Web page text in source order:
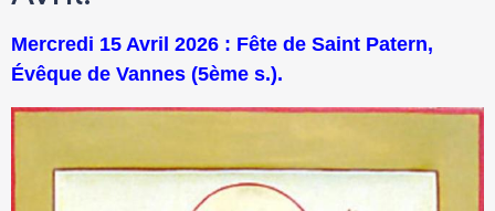
Mercredi 15 Avril 2026 : Fête de Saint Patern,
Évêque de Vannes (5ème s.).